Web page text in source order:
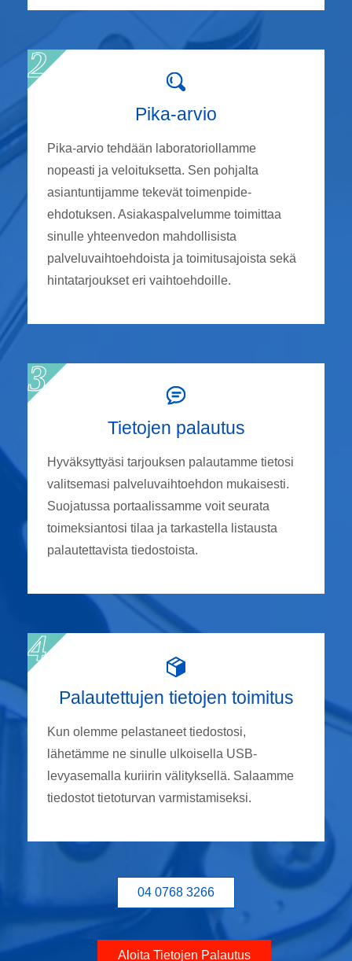
Pika-arvio
Pika-arvio tehdään laboratoriollamme
nopeasti ja veloituksetta. Sen pohjalta
asiantuntijamme tekevät toimenpide-
ehdotuksen. Asiakaspalvelumme toimittaa
sinulle yhteenvedon mahdollisista
palveluvaihtoehdoista ja toimitusajoista sekä
hintatarjoukset eri vaihtoehdoille.
Tietojen palautus
Hyväksyttyäsi tarjouksen palautamme tietosi
valitsemasi palveluvaihtoehdon mukaisesti.
Suojatussa portaalissamme voit seurata
toimeksiantosi tilaa ja tarkastella listausta
palautettavista tiedostoista.
Palautettujen tietojen toimitus
Kun olemme pelastaneet tiedostosi,
lähetämme ne sinulle ulkoisella USB-
levyasemalla kuriirin välityksellä. Salaamme
tiedostot tietoturvan varmistamiseksi.
04 0768 3266
Aloita Tietojen Palautus